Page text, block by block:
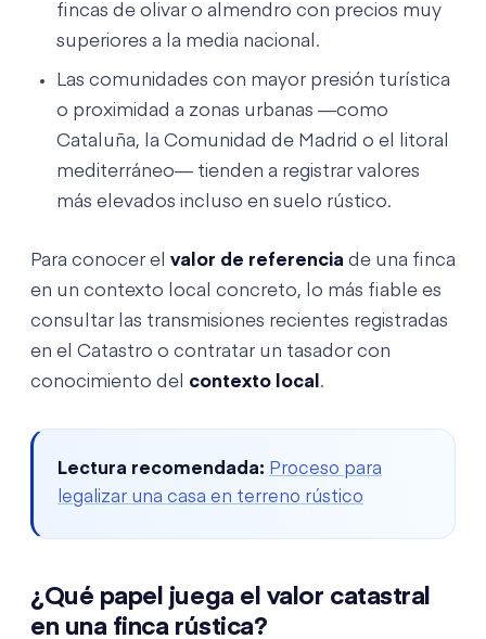
fincas de olivar o almendro con precios muy
superiores a la media nacional.
Las comunidades con mayor presión turística
o proximidad a zonas urbanas —como
Cataluña, la Comunidad de Madrid o el litoral
mediterráneo— tienden a registrar valores
más elevados incluso en suelo rústico.
Para conocer el valor de referencia de una finca
en un contexto local concreto, lo más fiable es
consultar las transmisiones recientes registradas
en el Catastro o contratar un tasador con
conocimiento del contexto local .
Lectura recomendada: Proceso para
legalizar una casa en terreno rústico
¿Qué papel juega el valor catastral
en una finca rústica?